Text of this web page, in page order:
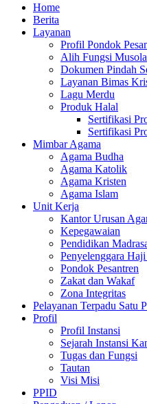
Home
Berita
Layanan
Profil Pondok
Alih Fungsi
Dokumen Pindah
Layanan Bimas
Lagu Merdu
Produk Halal
Sertifikasi
Sertifikasi
Mimbar Agama
Agama Budha
Agama Katolik
Agama Kristen
Agama Islam
Unit Kerja
Kantor Urusan
Kepegawaian
Pendidikan
Penyelenggara
Pondok Pesantren
Zakat dan Wakaf
Zona Integritas
Pelayanan Terpadu Satu
Profil
Profil Instansi
Sejarah Instansi
Tugas dan Fungsi
Tautan
Visi Misi
PPID